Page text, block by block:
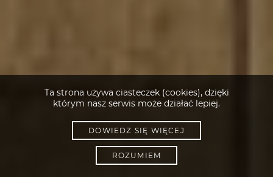
Ta strona używa ciasteczek (cookies), dzięki
którym nasz serwis może działać lepiej.
DOWIEDZ SIĘ WIĘCEJ
ROZUMIEM